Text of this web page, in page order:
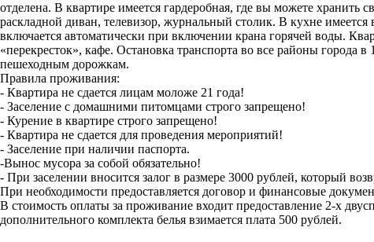
отделена. В квартире имеется гардеробная, где вы можете
раскладной диван, телевизор, журнальный столик. В кухне
включается автоматически при включении крана горячей воды.
«перекресток», кафе. Остановка транспорта во все районы
пешеходным дорожкам.
Правила проживания:
- Квартира не сдается лицам моложе 21 года!
- Заселение с домашними питомцами строго запрещено!
- Курение в квартире строго запрещено!
- Квартира не сдается для проведения мероприятий!
- Заселение при наличии паспорта.
-Вынос мусора за собой обязательно!
- При заселении вносится залог в размере 3000 рублей, который
При необходимости предоставляется договор и финансовые
В стоимость оплаты за проживание входит предоставление 2-х
дополнительного комплекта белья взимается плата 500 рублей.